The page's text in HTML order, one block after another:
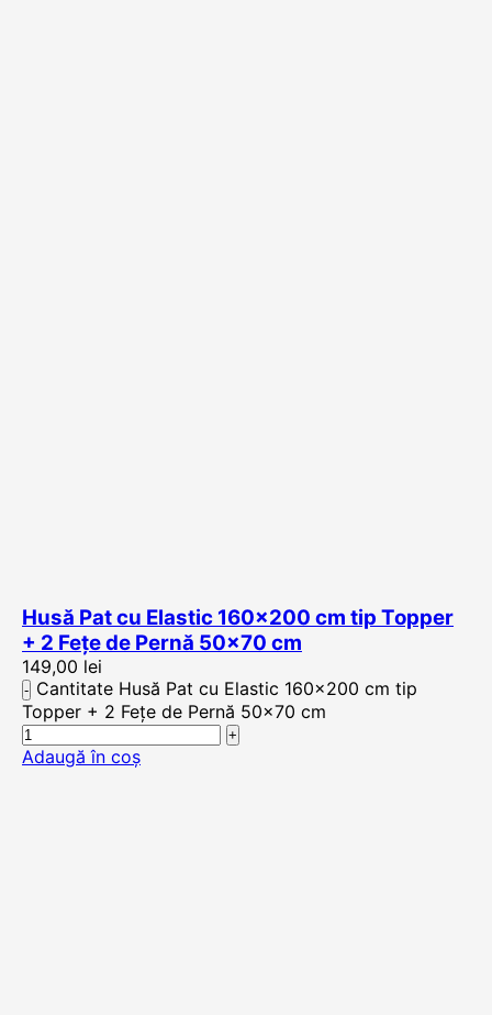
Husă Pat cu Elastic 160×200 cm tip Topper
+ 2 Fețe de Pernă 50×70 cm
149,00 lei
Cantitate Husă Pat cu Elastic 160x200 cm tip
Topper + 2 Fețe de Pernă 50x70 cm
Adaugă în coș